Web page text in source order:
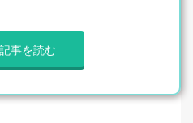
事を読む